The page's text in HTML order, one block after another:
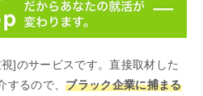
]のサービスです。直接取材した
するので、ブラック企業に捕まる